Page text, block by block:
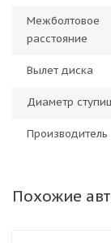
Межболтовое
расстояние
Вылет диска
Диаметр
Производитель
Похожие